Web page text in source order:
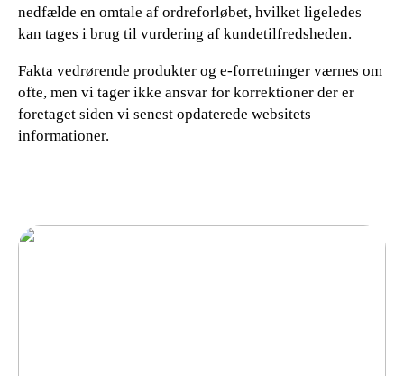
nedfælde en omtale af ordreforløbet, hvilket ligeledes
kan tages i brug til vurdering af kundetilfredsheden.
Fakta vedrørende produkter og e-forretninger værnes om
ofte, men vi tager ikke ansvar for korrektioner der er
foretaget siden vi senest opdaterede websitets
informationer.